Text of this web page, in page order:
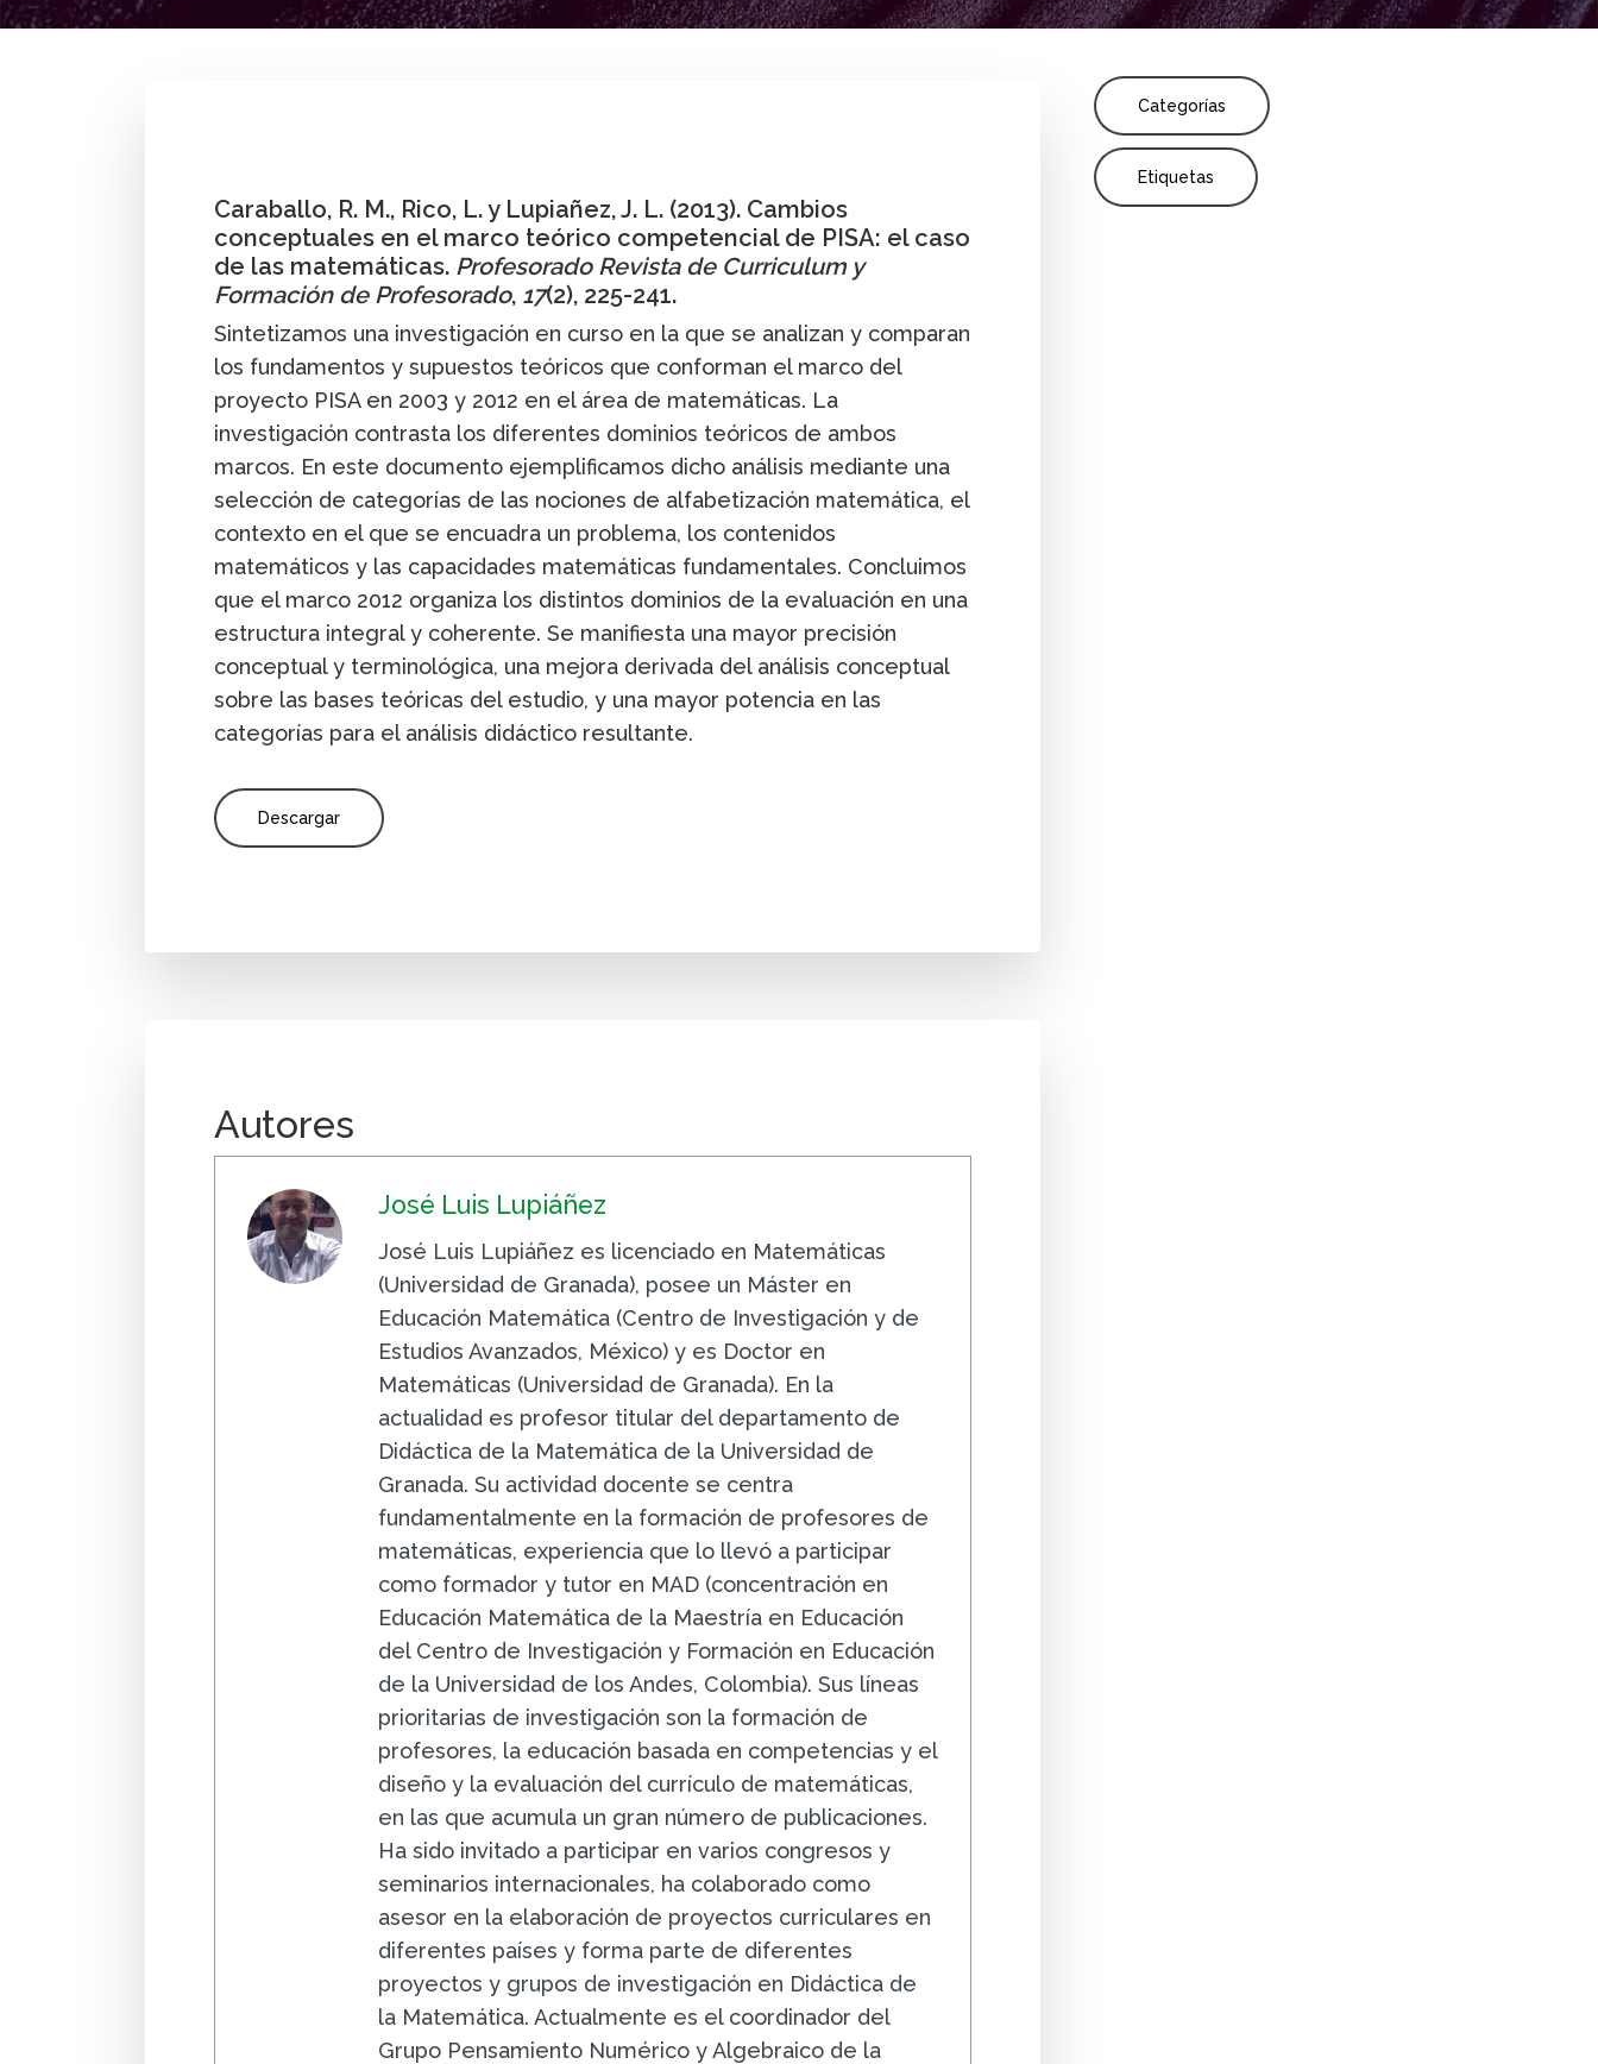
Investigación Publicación
Caraballo, R. M., Rico, L. y Lupiañez, J. L. (2013). Cambios
conceptuales en el marco teórico competencial de PISA: el caso
de las matemáticas. Profesorado Revista de Curriculum y
Formación de Profesorado, 17(2), 225-241.
Sintetizamos una investigación en curso en la que se analizan y comparan
los fundamentos y supuestos teóricos que conforman el marco del
proyecto PISA en 2003 y 2012 en el área de matemáticas. La
investigación contrasta los diferentes dominios teóricos de ambos
marcos. En este documento ejemplificamos dicho análisis mediante una
selección de categorías de las nociones de alfabetización matemática, el
contexto en el que se encuadra un problema, los contenidos
matemáticos y las capacidades matemáticas fundamentales. Concluimos
que el marco 2012 organiza los distintos dominios de la evaluación en una
estructura integral y coherente. Se manifiesta una mayor precisión
conceptual y terminológica, una mejora derivada del análisis conceptual
sobre las bases teóricas del estudio, y una mayor potencia en las
categorías para el análisis didáctico resultante.
Descargar
Autores
José Luis Lupiáñez
José Luis Lupiáñez es licenciado en Matemáticas
(Universidad de Granada), posee un Máster en
Educación Matemática (Centro de Investigación y de
Estudios Avanzados, México) y es Doctor en
Matemáticas (Universidad de Granada). En la
actualidad es profesor titular del departamento de
Didáctica de la Matemática de la Universidad de
Granada. Su actividad docente se centra
fundamentalmente en la formación de profesores de
matemáticas, experiencia que lo llevó a participar
como formador y tutor en MAD (concentración en
Educación Matemática de la Maestría en Educación
del Centro de Investigación y Formación en Educación
de la Universidad de los Andes, Colombia). Sus líneas
prioritarias de investigación son la formación de
profesores, la educación basada en competencias y el
diseño y la evaluación del currículo de matemáticas,
en las que acumula un gran número de publicaciones.
Ha sido invitado a participar en varios congresos y
seminarios internacionales, ha colaborado como
asesor en la elaboración de proyectos curriculares en
diferentes países y forma parte de diferentes
proyectos y grupos de investigación en Didáctica de
la Matemática. Actualmente es el coordinador del
Grupo Pensamiento Numérico y Algebraico de la
Categorías
Etiquetas